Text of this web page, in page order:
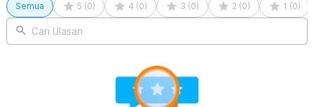
Semua 5 (0) 4 (0) 3 (0) 2 (0) 1 (0)
Cari Ulasan